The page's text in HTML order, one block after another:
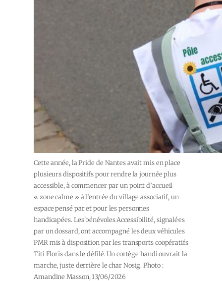
Cette année, la Pride de Nantes avait mis en place
plusieurs dispositifs pour rendre la journée plus
accessible, à commencer par un point d’accueil
« zone calme » à l’entrée du village associatif, un
espace pensé par et pour les personnes
handicapées. Les bénévoles Accessibilité, signalé·es
par un dossard, ont accompagné les deux véhicules
PMR mis à disposition par les transports coopératifs
Titi Floris dans le défilé. Un cortège handi ouvrait la
marche, juste derrière le char Nosig. Photo :
Amandine Masson, 13/06/2026